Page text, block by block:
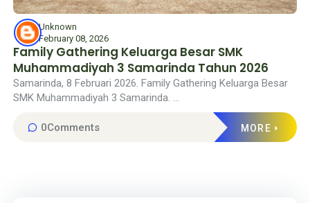
Unknown
February 08, 2026
Family Gathering Keluarga Besar SMK
Muhammadiyah 3 Samarinda Tahun 2026
Samarinda, 8 Februari 2026. Family Gathering Keluarga Besar
SMK Muhammadiyah 3 Samarinda. ...
0Comments MORE